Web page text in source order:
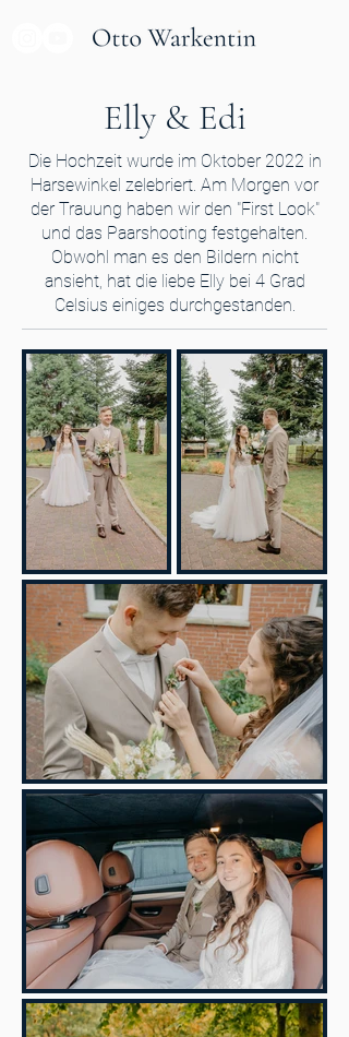
Elly & Edi
Die Hochzeit wurde im Oktober 2022 in
Harsewinkel zelebriert. Am Morgen vor
der Trauung haben wir den "First Look"
und das Paarshooting festgehalten.
Obwohl man es den Bildern nicht
ansieht, hat die liebe Elly bei 4 Grad
Celsius einiges durchgestanden.